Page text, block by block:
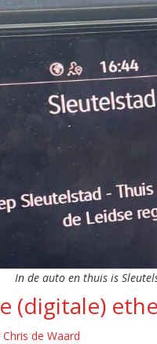
In de auto en thuis is
(digitale)
Chris de Waard